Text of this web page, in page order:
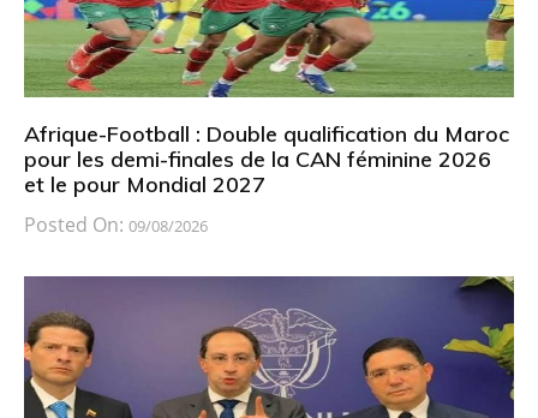
Afrique-Football : Double qualification du Maroc
pour les demi-finales de la CAN féminine 2026
et le pour Mondial 2027
Posted On: 09/08/2026